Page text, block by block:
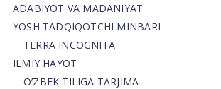
ADABIYOT VA MADANIYAT
YOSH TADQIQOTCHI MINBARI
TERRA INCOGNITA
ILMIY HAYOT
O’ZBEK TILIGA TARJIMA